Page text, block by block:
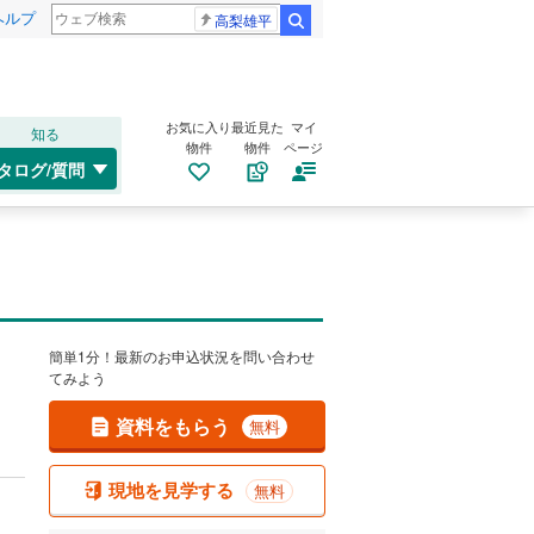
ルプ 高梨雄平
知る
ログ/質問
お気に入り
物件
最近見た
物件
マイ
ページ
簡単1分！最新のお申込状況を問い合わせ
てみよう
資料をもらう 無料
現地を見学する 無料